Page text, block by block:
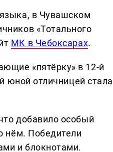
в Чувашском
«Тотального
МК в Чебоксарах.
«пятёрку» в 12-й
юной отличницей стала
добавило особый
нём. Победители
и блокнотами.